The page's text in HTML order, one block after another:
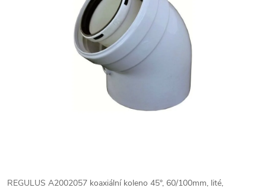
REGULUS A2002057 koaxiální koleno 45°, 60/100mm, lité,